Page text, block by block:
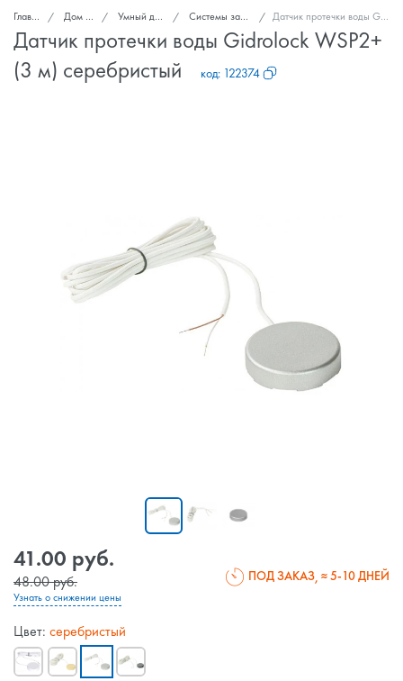
Главная Дом и сад Умный дом и безопасность Системы защиты от протечек воды Датчик протечки воды Gidrolock WSP2+ (3 м) серебристый
Датчик протечки воды Gidrolock WSP2+
(3 м) серебристый
код: 122374
41.00 руб.
48.00 руб.
Узнать о снижении цены
ПОД ЗАКАЗ ≈ 5-10 ДНЕЙ
Цвет: серебристый